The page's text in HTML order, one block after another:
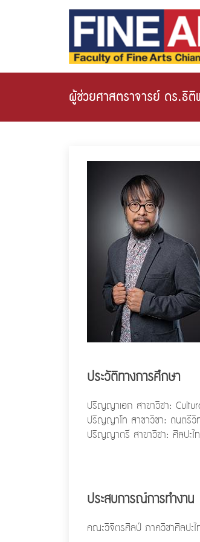
ผู้ช่วยศาสตราจารย์ ดร.ธิ
ประวัติทางการศึกษา
ปริญญาเอก สาขาวิชา:
ปริญญาโท สาขาวิชา: ดนตรี
ปริญญาตรี สาขาวิชา: ศิลปะไ
ประสบการณ์การทำงาน
คณะวิจิตรศิลป์ ภาควิชาศิลปะไ